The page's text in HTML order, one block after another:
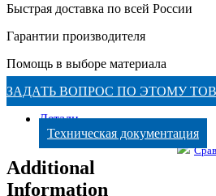
Быстрая доставка по всей России
Гарантии производителя
Помощь в выборе материала
ЗАДАТЬ ВОПРОС ПО ЭТОМУ
Детали
Техническая документация
Additional
Information